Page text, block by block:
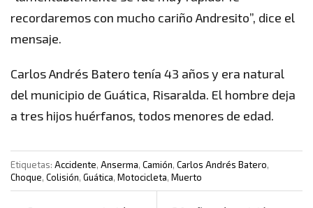
recordaremos con mucho cariño Andresito”, dice el
mensaje.
Carlos Andrés Batero tenía 43 años y era natural
del municipio de Guática, Risaralda. El hombre deja
a tres hijos huérfanos, todos menores de edad.
Etiquetas: Accidente, Anserma, Camión, Carlos Andrés Batero,
Choque, Colisión, Guática, Motocicleta, Muerto